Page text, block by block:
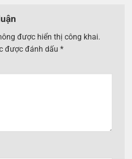
được hiển thị công khai.
được đánh dấu *